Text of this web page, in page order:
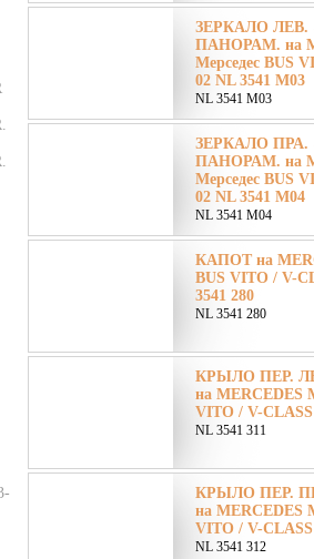
ЗЕРКАЛО ЛЕВ.
ПАНОРАМ. на
Мерседес BUS
02 NL 3541 M03
NL 3541 M03
ЗЕРКАЛО ПРА.
ПАНОРАМ. на
Мерседес BUS
02 NL 3541 M04
NL 3541 M04
КАПОТ на
BUS VITO / V-
3541 280
NL 3541 280
КРЫЛО ПЕР.
на MERCEDES
VITO / V-CLASS
NL 3541 311
КРЫЛО ПЕР.
на MERCEDES
VITO / V-CLASS
NL 3541 312